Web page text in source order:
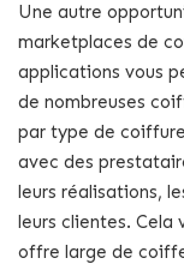
Une autre
marketplaces de
applications vous
de nombreuses
par type de
avec des
leurs réalisations,
leurs clientes. Cela
offre large de